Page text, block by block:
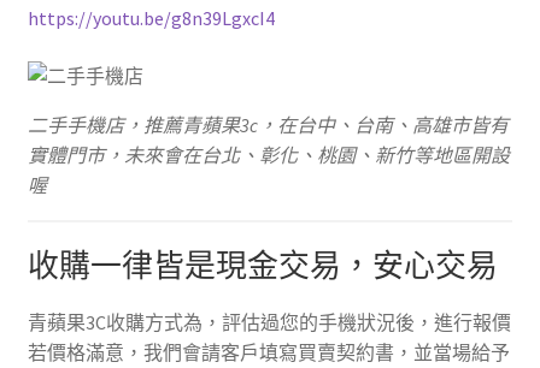
https://youtu.be/g8n39LgxcI4
二手手機店，推薦青蘋果3c，在台中、台南、高雄市皆有
實體門市，未來會在台北、彰化、桃園、新竹等地區開設
喔
收購一律皆是現金交易，安心交易
青蘋果3C收購方式為，評估過您的手機狀況後，進行報價
若價格滿意，我們會請客戶填寫買賣契約書，並當場給予